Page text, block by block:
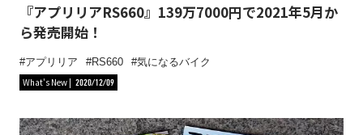
『アプリリアRS660』139万7000円で2021年5月か
ら発売開始！
アプリリア RS660
気になるバイク
What's New
2020/12/09